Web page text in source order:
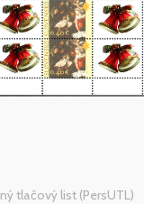
tlačový list (PersUTL)